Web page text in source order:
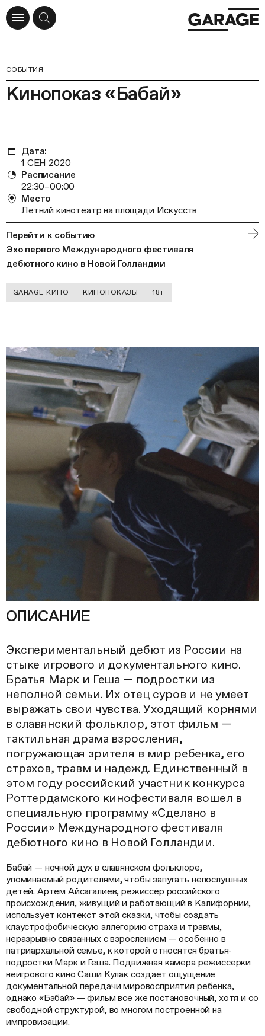
СОБЫТИЯ
Кинопоказ «Бабай»
Дата:
1 СЕН 2020
Расписание
22:30–00:00
Место
Летний кинотеатр на площади Искусств
Перейти к событию
Эхо первого Международного фестиваля
дебютного кино в Новой Голландии
GARAGE КИНО КИНОПОКАЗЫ 18+
ОПИСАНИЕ
Экспериментальный дебют из России на
стыке игрового и документального кино.
Братья Марк и Геша — подростки из
неполной семьи. Их отец суров и не умеет
выражать свои чувства. Уходящий корнями
в славянский фольклор, этот фильм —
тактильная драма взросления,
погружающая зрителя в мир ребенка, его
страхов, травм и надежд. Единственный в
этом году российский участник конкурса
Роттердамского кинофестиваля вошел в
специальную программу «Сделано в
России» Международного фестиваля
дебютного кино в Новой Голландии.
Бабай — ночной дух в славянском фольклоре,
упоминаемый родителями, чтобы запугать непослушных
детей. Артем Айсагалиев, режиссер российского
происхождения, живущий и работающий в Калифорнии,
использует контекст этой сказки, чтобы создать
клаустрофобическую аллегорию страха и травмы,
неразрывно связанных с взрослением — особенно в
патриархальной семье, к которой относятся братья-
подростки Марк и Геша. Подвижная камера режиссерки
неигрового кино Саши Кулак создает ощущение
документальной передачи мировосприятия ребенка,
однако «Бабай» — фильм все же постановочный, хотя и со
свободной структурой, во многом построенной на
импровизации.